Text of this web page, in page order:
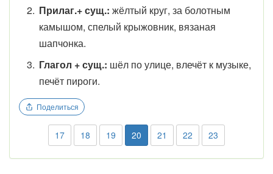
Прилаг.+ сущ.: жёлтый круг, за болотным
камышом, спелый крыжовник, вязаная
шапчонка.
Глагол + сущ.: шёл по улице, влечёт к музыке,
печёт пироги.
Поделиться
17 18 19 20 21 22 23